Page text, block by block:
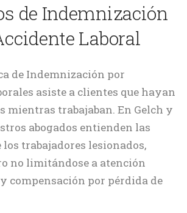
de Indemnización
Laboral
de Indemnización por
asiste a clientes que hayan
mientras trabajaban. En Gelch y
abogados entienden las
los trabajadores lesionados,
no limitándose a atención
compensación por pérdida de